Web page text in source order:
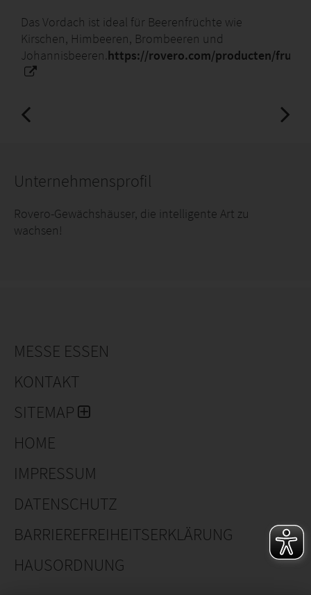
Das Vordach ist ideal für Beerenfrüchte wie
Kirschen, Himbeeren, Brombeeren und
Johannisbeeren.https://rovero.com/producten/
Unternehmensprofil
Rovero-Gewächshäuser, die intelligente Art zu
wachsen!
MESSE ESSEN
KONTAKT
SITEMAP
HOME
IMPRESSUM
DATENSCHUTZ
BARRIEREFREIHEITSERKLÄRUNG
HAUSORDNUNG